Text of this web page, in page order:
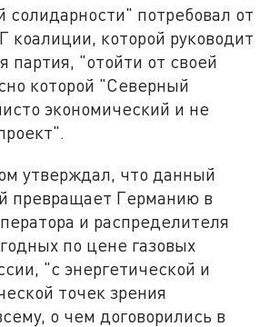
солидарности" потребовал от
коалиции, которой руководит
партия, "отойти от своей
которой "Северный
экономический и не
утверждал, что данный
превращает Германию в
и распределителя
по цене газовых
"с энергетической и
точек зрения
о чем договорились в